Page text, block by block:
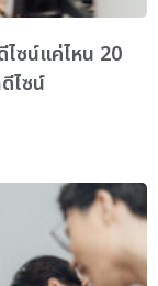
ไซน์แค่ไหน 20
ไซน์